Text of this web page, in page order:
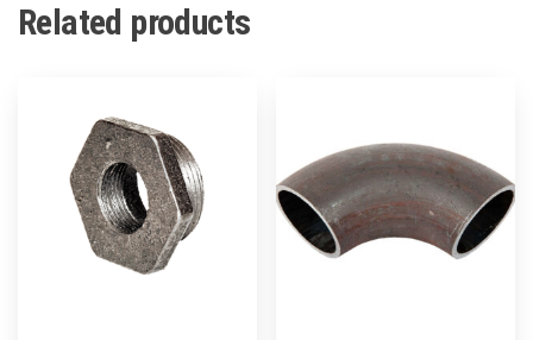
Related products